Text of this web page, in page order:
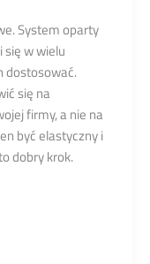
System oparty
się w wielu
dostosować.
się na
firmy, a nie na
być elastyczny i
dobry krok.